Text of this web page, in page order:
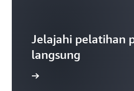
Jelajahi pelatihan
langsung